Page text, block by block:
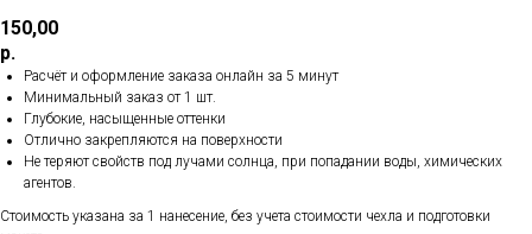
150,00
р.
Расчёт и оформление заказа онлайн за 5 минут
Минимальный заказ от 1 шт.
Глубокие, насыщенные оттенки
Отлично закрепляются на поверхности
Не теряют свойств под лучами солнца, при попадании воды, химических
агентов.
Стоимость указана за 1 нанесение, без учета стоимости чехла и подготовки